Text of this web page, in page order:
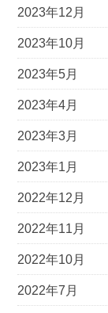
2023年12月
2023年10月
2023年5月
2023年4月
2023年3月
2023年1月
2022年12月
2022年11月
2022年10月
2022年7月